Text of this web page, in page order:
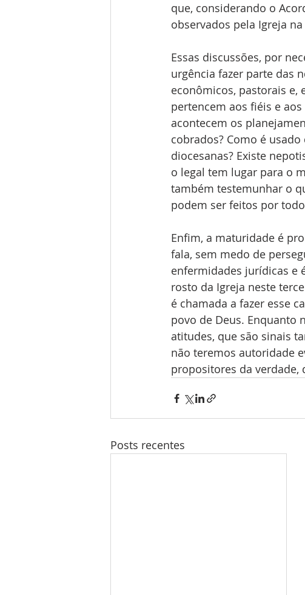
que, considerando o
observados pela Igreja
Essas discussões, por
urgência fazer parte das
econômicos, pastorais e,
pertencem aos fiéis e
acontecem os
cobrados? Como é
diocesanas? Existe
o legal tem lugar para o
também testemunhar o
podem ser feitos por
Enfim, a maturidade é
fala, sem medo de
enfermidades jurídicas e
rosto da Igreja neste
é chamada a fazer esse
povo de Deus. Enquanto
atitudes, que são sinais
não teremos autoridade
propositores da verdade,
Posts recentes